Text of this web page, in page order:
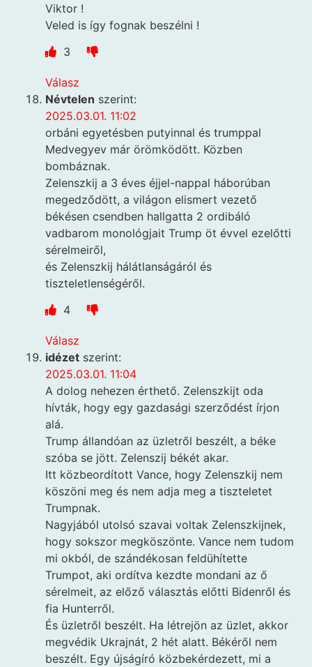
Viktor !
Veled is így fognak beszélni !
3
Válasz
Névtelen szerint:
2025.03.01. 11:02
orbáni egyetésben putyinnal és trumppal
Medvegyev már örömködött. Közben
bombáznak.
Zelenszkij a 3 éves éjjel-nappal háborúban
megedződött, a világon elismert vezető
békésen csendben hallgatta 2 ordibáló
vadbarom monológjait Trump öt évvel ezelőtti
sérelmeiről,
és Zelenszkij hálátlanságáról és
tiszteletlenségéről.
4
Válasz
idézet szerint:
2025.03.01. 11:04
A dolog nehezen érthető. Zelenszkijt oda
hívták, hogy egy gazdasági szerződést írjon
alá.
Trump állandóan az üzletről beszélt, a béke
szóba se jött. Zelenszij békét akar.
Itt közbeordított Vance, hogy Zelenszkij nem
köszöni meg és nem adja meg a tiszteletet
Trumpnak.
Nagyjából utolsó szavai voltak Zelenszkijnek,
hogy sokszor megköszönte. Vance nem tudom
mi okból, de szándékosan feldühítette
Trumpot, aki ordítva kezdte mondani az ő
sérelmeit, az előző választás előtti Bidenről és
fia Hunterről.
És üzletről beszélt. Ha létrejön az üzlet, akkor
megvédik Ukrajnát, 2 hét alatt. Békéről nem
beszélt. Egy újságíró közbekérdezett, mi a